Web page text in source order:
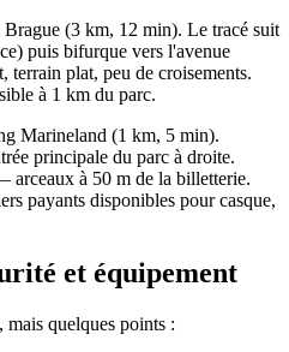
(3 km, 12 min). Le tracé suit
puis bifurque vers l'avenue
terrain plat, peu de croisements.
à 1 km du parc.
Marineland (1 km, 5 min).
principale du parc à droite.
à 50 m de la billetterie.
payants disponibles pour casque,
et équipement
mais quelques points :